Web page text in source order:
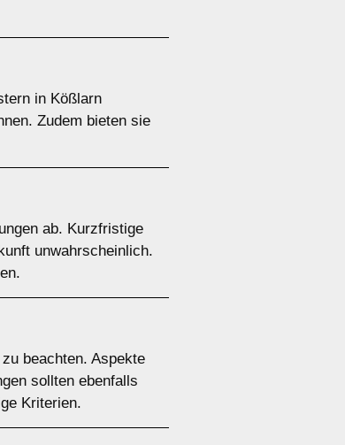
in Kößlarn
Zudem bieten sie
ab. Kurzfristige
unwahrscheinlich.
beachten. Aspekte
sollten ebenfalls
Kriterien.